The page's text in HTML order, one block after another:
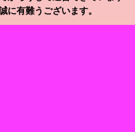
に有難うございます。